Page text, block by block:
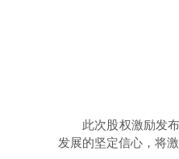
此次股权激励发布
发展的坚定信心，将